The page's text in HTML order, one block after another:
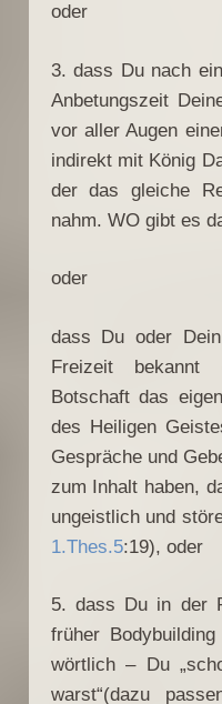
oder
3. dass Du nach
Anbetungszeit
vor aller Augen
indirekt mit König
der das gleiche
nahm. WO gibt es
oder
dass Du oder
Freizeit
Botschaft das
des Heiligen
Gespräche und
zum Inhalt haben,
ungeistlich und
1.Thes.5:19), oder
5. dass Du in der
früher
wörtlich – Du
warst“(dazu